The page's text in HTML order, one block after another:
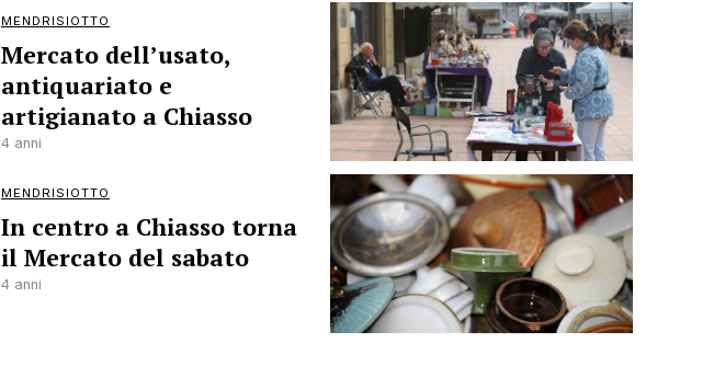
MENDRISIOTTO
Mercato dell’usato,
antiquariato e
artigianato a Chiasso
4 anni
MENDRISIOTTO
In centro a Chiasso torna
il Mercato del sabato
4 anni